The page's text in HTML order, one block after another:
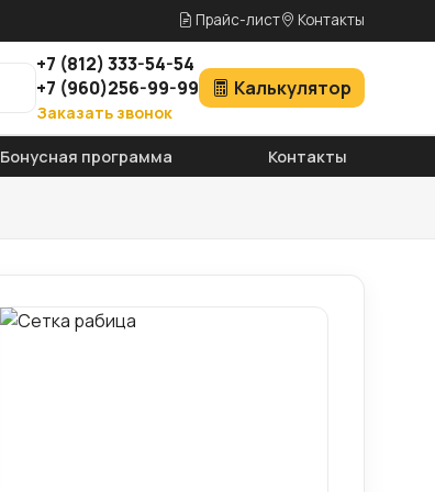
Прайс-лист Контакты
+7 (812)333-54-54
+7 (960)256-99-99
Заказать звонок
Калькулятор
Бонусная программа Контакты